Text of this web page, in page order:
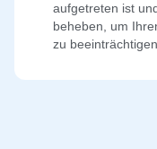
aufgetreten ist
beheben, um
zu